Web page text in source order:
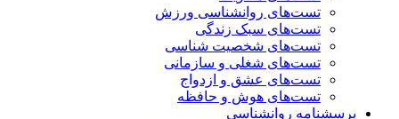
تست‌های روانشناسی ورزش
تست‌های سبک زندگی
تست‌های شخصیت شناسی
تست‌های شغلی و سازمانی
تست‌های عشق و ازدواج
تست‌های هوش و حافظه
پرسشنامه روانشناسی